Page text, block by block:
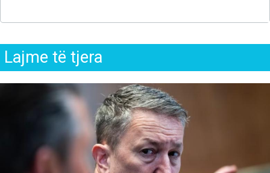
Lajme të tjera